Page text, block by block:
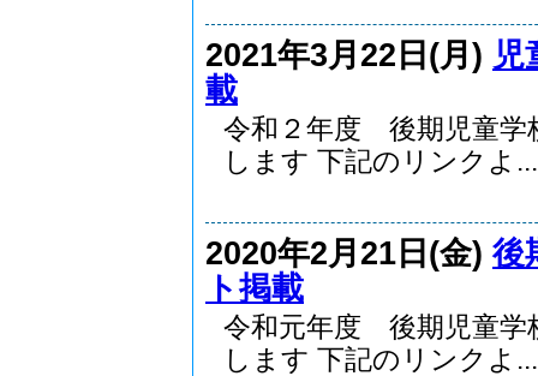
2021年3月22日(月) 児
載
令和２年度 後期児童学
します 下記のリンクよ...
2020年2月21日(金)後
ト掲載
令和元年度 後期児童学
します 下記のリンクよ...